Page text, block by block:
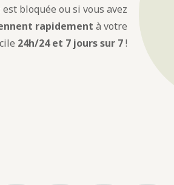
bloquée ou si vous avez
rapidement à votre
24h/24 et 7 jours sur 7!